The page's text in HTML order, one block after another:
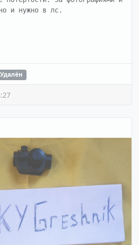
и нужно в лс.
Удалён